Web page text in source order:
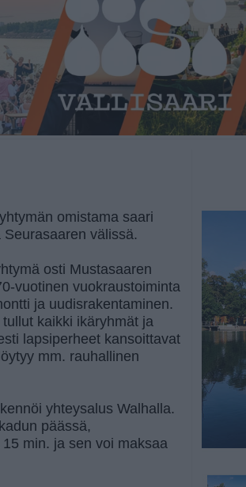
omistama saari
välissä.
osti Mustasaaren
vuotinen vuokraustoiminta
ja uudisrakentaminen.
kaikki ikäryhmät ja
lapsiperheet kansoittavat
mm. rauhallinen
yhteysalus Walhalla.
päässä,
min. ja sen voi maksaa